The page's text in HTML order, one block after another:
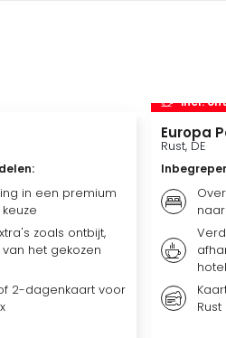
:
in een premium
zoals ontbijt,
het gekozen
2-dagenkaart voor
incl.
Europa
Rust, DE
hotel
Rust